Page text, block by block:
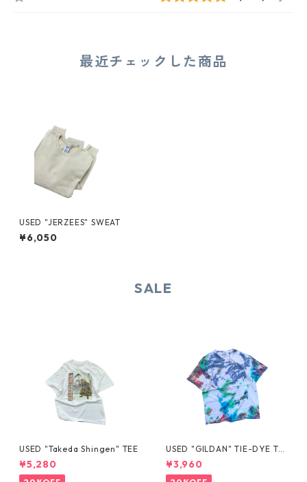
最近チェックした商品
USED "JERZEES" SWEAT
¥6,050
SALE
USED "Takeda Shingen" TEE
¥5,280
USED "GILDAN" TIE-DYE TE
E
¥3,960